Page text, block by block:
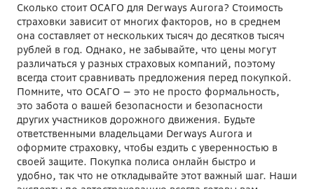
Сколько стоит ОСАГО для Derways Aurora? Стоимость
страховки зависит от многих факторов, но в среднем
она составляет от нескольких тысяч до десятков тысяч
рублей в год. Однако, не забывайте, что цены могут
различаться у разных страховых компаний, поэтому
всегда стоит сравнивать предложения перед покупкой.
Помните, что ОСАГО — это не просто формальность,
это забота о вашей безопасности и безопасности
других участников дорожного движения. Будьте
ответственными владельцами Derways Aurora и
оформите страховку, чтобы ездить с уверенностью в
своей защите. Покупка полиса онлайн быстро и
удобно, так что не откладывайте этот важный шаг. Наши